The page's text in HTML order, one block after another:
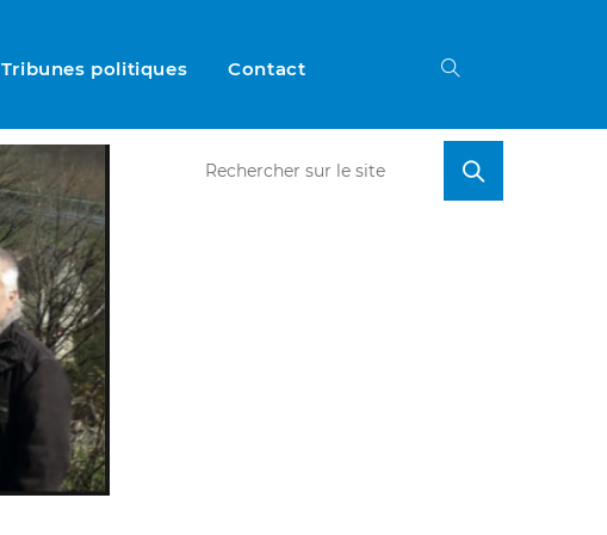
Tribunes politiques Contact